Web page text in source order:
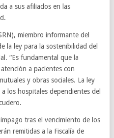
a sus afiliados en las
miembro informante del
la ley para la sostenibilidad del
“Es fundamental que la
a pacientes con
y obras sociales. La ley
los hospitales dependientes del
tras el vencimiento de los
remitidas a la Fiscalía de